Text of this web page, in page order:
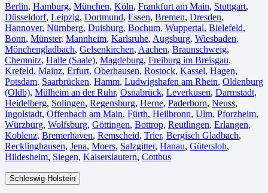
Berlin⁠, Hamburg, München, Köln⁠, Frankfurt am Main, Stuttgart,
Düsseldorf, Leipzig, Dortmund, Essen, Bremen, Dresden,
Hannover, Nürnberg, Duisburg⁠, Bochum, Wuppertal⁠, Bielefeld⁠,
Bonn⁠, Münster⁠, Mannheim, Karlsruhe, Augsburg, Wiesbaden⁠,
Mönchengladbach⁠, Gelsenkirchen⁠, Aachen⁠, Braunschweig,
Chemnitz⁠, Halle (Saale)⁠, Magdeburg, Freiburg im Breisgau⁠,
Krefeld⁠, Mainz⁠, Erfurt, Oberhausen⁠, Rostock⁠, Kassel⁠, Hagen,
Potsdam, Saarbrücken⁠, Hamm, Ludwigshafen am Rhein⁠, Oldenburg
(Oldb), Mülheim an der Ruhr, Osnabrück⁠, Leverkusen, Darmstadt⁠,
Heidelberg, Solingen, Regensburg, Herne⁠, Paderborn, Neuss,
Ingolstadt, Offenbach am Main, Fürth⁠, Heilbronn, Ulm⁠, Pforzheim,
Würzburg, Wolfsburg⁠, Göttingen, Bottrop, Reutlingen, Erlangen⁠,
Koblenz, Bremerhaven⁠, Remscheid, Trier⁠, Bergisch Gladbach,
Recklinghausen, Jena⁠, Moers⁠, Salzgitter⁠, Hanau, Gütersloh,
Hildesheim⁠, Siegen⁠, Kaiserslautern⁠, Cottbus⁠
Schleswig-Holstein